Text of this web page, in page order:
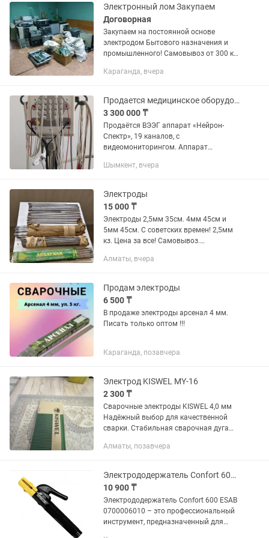
Прочный корпус Отправляем другие
регионы По...
Электронный лом Закупаем
Договорная
Закупаем на постоянной основе
электродом Бытового назначения и
промышленного! Самовывоз от 300 кг
Караганда, вчера
Продается медицинское оборудование ВЭЭГ аппарат «Нейрон-Спектр»
3 300 000 ₸
Продаётся ВЭЭГ аппарат «Нейрон-
Спектр», 19 каналов, с
видеомониторингом. Аппарат
в основном для рутинных
мониторинга докуплена...
Шымкент, вчера
Электроды
15 000 ₸
Электроды 2,5мм 35см. 4мм 45см и
5мм 45см. С советских времен! 2,5мм
кз. Цена за все! Самовывоз.
покрытием 6мм,7мм, 3мм. Голый
5мм!
Алматы, вчера
Продам электроды
6 500 ₸
В продаже электроды арсенал 4 мм.
Писать только оптом !!!
Караганда, позавчера
Электрод KISWEL MY-16
2 300 ₸
Сварочные электроды KISWEL 4,0 мм
Надёжный выбор для качественной
сварки. Стабильная сварочная дуга
Ровный и прочный сварной шов Лёгкое
Алматы, позавчера
Электрододержатель Confort 600 ESAB 0700006010
10 900 ₸
Электрододержатель Confort 600 ESAB
0700006010 – это профессиональный
инструмент, предназначенный для